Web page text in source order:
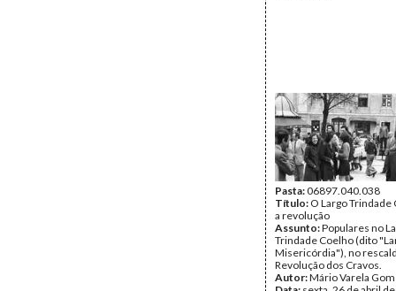
Pasta:06897.040.038
Título: O Largo Trindade
a revolução
Assunto:Populares no
Trindade Coelho (dito
Misericórdia"), no
Revolução dos Cravos.
Autor:Mário Varela